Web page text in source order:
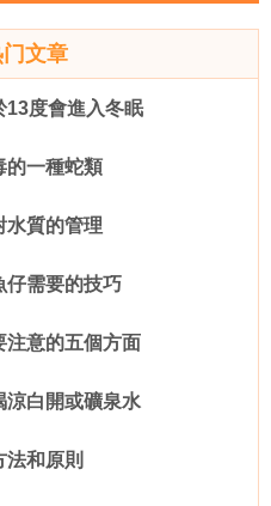
文章
13度會進入冬眠
的一種蛇類
水質的管理
仔需要的技巧
注意的五個方面
涼白開或礦泉水
和原則